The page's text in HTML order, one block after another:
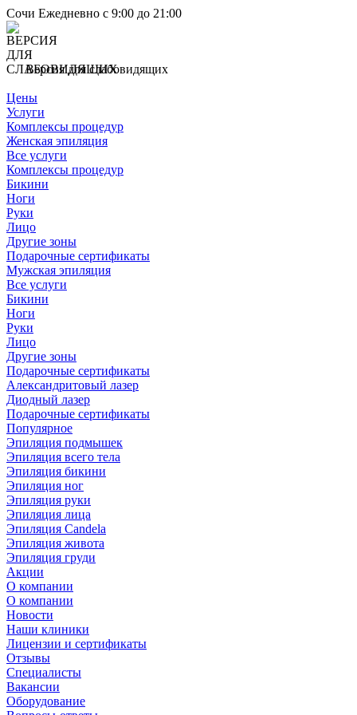
Сочи Ежедневно с 9:00 до 21:00
Версия для слабовидящих
Цены
Услуги
Комплексы процедур
Женская эпиляция
Все услуги
Комплексы процедур
Бикини
Ноги
Руки
Лицо
Другие зоны
Подарочные сертификаты
Мужская эпиляция
Все услуги
Бикини
Ноги
Руки
Лицо
Другие зоны
Подарочные сертификаты
Александритовый лазер
Диодный лазер
Подарочные сертификаты
Популярное
Эпиляция подмышек
Эпиляция всего тела
Эпиляция бикини
Эпиляция ног
Эпиляция руки
Эпиляция лица
Эпиляция Candela
Эпиляция живота
Эпиляция груди
Акции
О компании
О компании
Новости
Наши клиники
Лицензии и сертификаты
Отзывы
Специалисты
Вакансии
Оборудование